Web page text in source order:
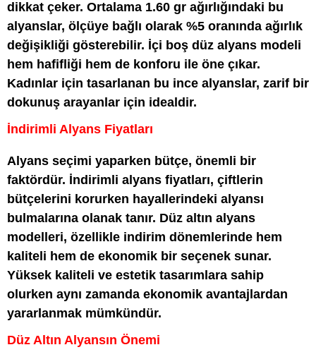
dikkat çeker. Ortalama 1.60 gr ağırlığındaki bu
alyanslar, ölçüye bağlı olarak %5 oranında ağırlık
değişikliği gösterebilir. İçi boş düz alyans modeli
hem hafifliği hem de konforu ile öne çıkar.
Kadınlar için tasarlanan bu ince alyanslar, zarif bir
dokunuş arayanlar için idealdir.
İndirimli Alyans Fiyatları
Alyans seçimi yaparken bütçe, önemli bir
faktördür. İndirimli alyans fiyatları, çiftlerin
bütçelerini korurken hayallerindeki alyansı
bulmalarına olanak tanır. Düz altın alyans
modelleri, özellikle indirim dönemlerinde hem
kaliteli hem de ekonomik bir seçenek sunar.
Yüksek kaliteli ve estetik tasarımlara sahip
olurken aynı zamanda ekonomik avantajlardan
yararlanmak mümkündür.
Düz Altın Alyansın Önemi